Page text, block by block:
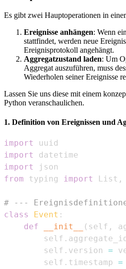
Es gibt zwei Hauptoperationen in
Ereignisse anhängen: Wenn
stattfindet, werden neue
Ereignisprotokoll angehängt.
Aggregatzustand laden: Um
Aggregat auszuführen, muss
Wiederholen seiner Ereignisse
Lassen Sie uns diese mit einem
Python veranschaulichen.
1. Definition von Ereignissen und
import
import
import
from typing import List ,
# ---
class
Event :
def
__init__ ( self ,
        self
.
        self
. version =
        self
. timestamp =